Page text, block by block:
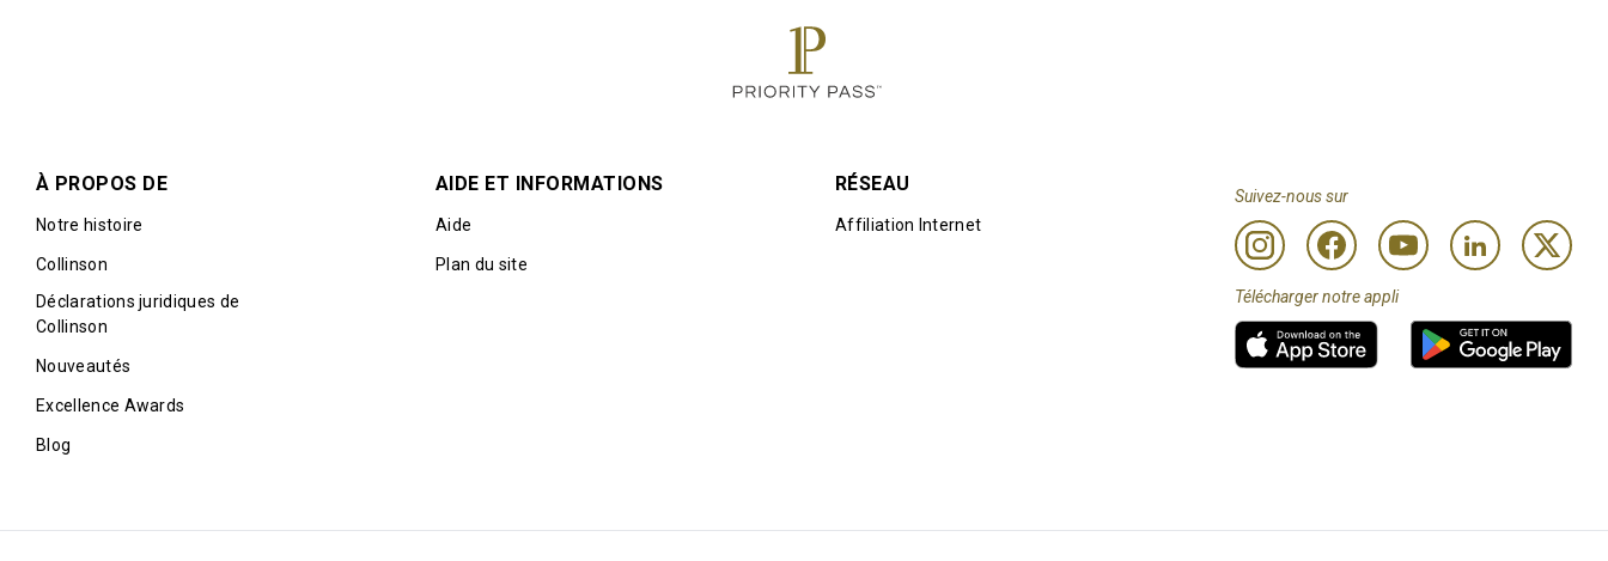
À PROPOS DE
Notre histoire
Collinson
Déclarations juridiques de
Collinson
Nouveautés
Excellence Awards
Blog
AIDE ET INFORMATIONS
Aide
Plan du site
RÉSEAU
Affiliation Internet
Suivez-nous sur
Télécharger notre appli